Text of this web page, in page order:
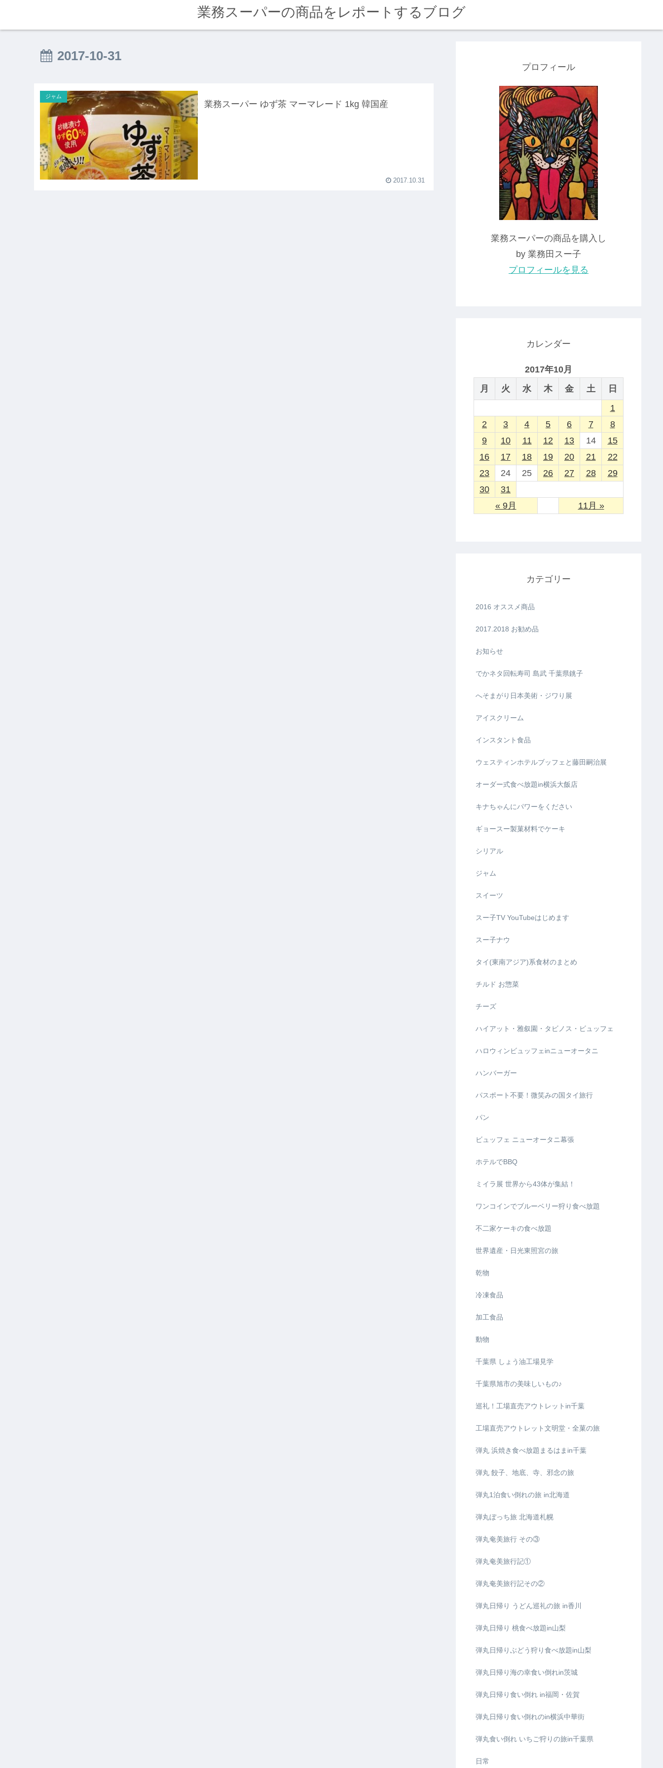
業務スーパーの商品をレポートするブログ
2017-10-31
ジャム
業務スーパー ゆず茶 マーマレード 1kg 韓国産
2017.10.31
プロフィール
業務スーパーの商品を購入し
by 業務田スー子
プロフィールを見る
カレンダー
2017年10月
月
火 水 木 金 土 日
« 9月 11月 »
1
2
3 4 5 6 7
8
9
10 11 12 13 14
15
16
17 18 19 20 21
22
23
24 25 26 27 28
29
30
31
カテゴリー
2016 オススメ商品
2017.2018 お勧め品
お知らせ
でかネタ回転寿司 島武 千葉県銚子
へそまがり日本美術・ジワり展
アイスクリーム
インスタント食品
ウェスティンホテルブッフェと藤田嗣治展
オーダー式食べ放題in横浜大飯店
キナちゃんにパワーをください
ギョースー製菓材料でケーキ
シリアル
ジャム
スイーツ
スー子TV YouTubeはじめます
スー子ナウ
タイ(東南アジア)系食材のまとめ
チルド お惣菜
チーズ
ハイアット・雅叙園・タビノス・ビュッフェ
ハロウィンビュッフェinニューオータニ
ハンバーガー
パスポート不要！微笑みの国タイ旅行
パン
ビュッフェ ニューオータニ幕張
ホテルでBBQ
ミイラ展 世界から43体が集結！
ワンコインでブルーベリー狩り食べ放題
不二家ケーキの食べ放題
世界遺産・日光東照宮の旅
乾物
冷凍食品
加工食品
動物
千葉県 しょう油工場見学
千葉県旭市の美味しいもの♪
巡礼！工場直売アウトレットin千葉
工場直売アウトレット文明堂・全菓の旅
弾丸 浜焼き食べ放題まるはまin千葉
弾丸 餃子、地底、寺、邪念の旅
弾丸1泊食い倒れの旅 in北海道
弾丸ぼっち旅 北海道札幌
弾丸奄美旅行 その③
弾丸奄美旅行記①
弾丸奄美旅行記その②
弾丸日帰り うどん巡礼の旅 in香川
弾丸日帰り 桃食べ放題in山梨
弾丸日帰りぶどう狩り食べ放題in山梨
弾丸日帰り海の幸食い倒れin茨城
弾丸日帰り食い倒れ in福岡・佐賀
弾丸日帰り食い倒れのin横浜中華街
弾丸食い倒れ いちご狩りの旅in千葉県
日常